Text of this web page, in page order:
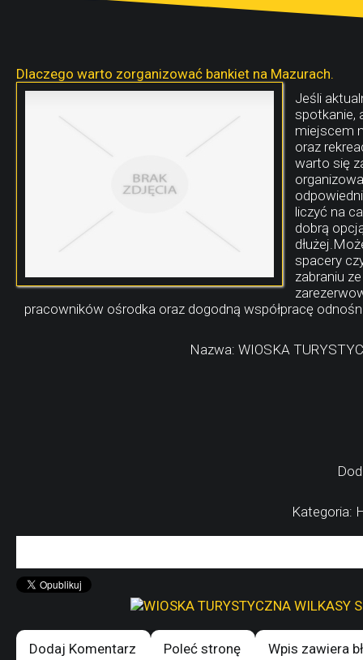
Dlaczego warto zorganizować bankiet na Mazurach.
Jeśli
spotkanie,
miejscem
oraz
warto się
liczyć na
dobrą
spacery
zabraniu
pracowników ośrodka oraz dogodną współpracę
Nazwa: WIOSKA
Kategoria:
Dodaj Komentarz Poleć stronę Wpis zawiera